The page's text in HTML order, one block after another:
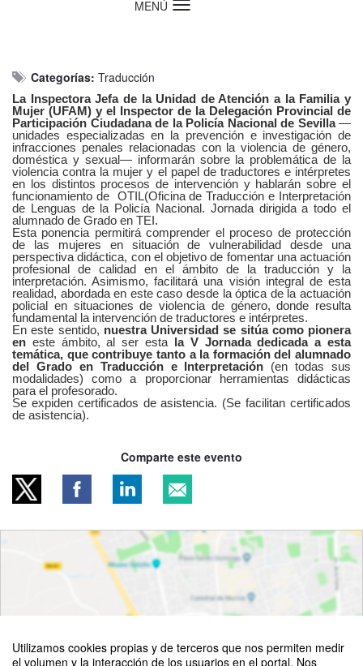
Utilizamos cookies propias y de terceros que nos permiten medir
el volumen y la interacción de los usuarios en el portal. Nos
MENÚ Idioma
Categorías: Traducción
La Inspectora Jefa de la Unidad de Atención a la Familia y
Mujer (UFAM) y el Inspector de la Delegación Provincial de
Participación Ciudadana de la Policía Nacional de Sevilla—
unidades especializadas en la prevención e investigación de
infracciones penales relacionadas con la violencia de género,
doméstica y sexual— informarán sobre la problemática de la
violencia contra la mujer y el papel de traductores e intérpretes
en los distintos procesos de intervención y hablarán sobre el
funcionamiento de OTIL(Oficina de Traducción e Interpretación
de Lenguas de la Policía Nacional. Jornada dirigida a todo el
alumnado de Grado en TEI.
Esta ponencia permitirá comprender el proceso de protección
de las mujeres en situación de vulnerabilidad desde una
perspectiva didáctica, con el objetivo de fomentar una actuación
profesional de calidad en el ámbito de la traducción y la
interpretación. Asimismo, facilitará una visión integral de esta
realidad, abordada en este caso desde la óptica de la actuación
policial en situaciones de violencia de género, donde resulta
fundamental la intervención de traductores e intérpretes.
En este sentido, nuestra Universidad se sitúa como pionera
en este ámbito, al ser esta
la V Jornada dedicada a esta
temática, que contribuye tanto a la formación del alumnado
del Grado en Traducción e Interpretación (en todas sus
modalidades) como a proporcionar herramientas didácticas
para el profesorado.
Se expiden certificados de asistencia. (Se facilitan certificados
de asistencia).
Comparte este evento